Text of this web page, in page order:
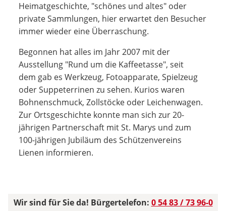
Heimatgeschichte, "schönes und altes" oder
private Sammlungen, hier erwartet den Besucher
immer wieder eine Überraschung.
Begonnen hat alles im Jahr 2007 mit der
Ausstellung "Rund um die Kaffeetasse", seit
dem gab es Werkzeug, Fotoapparate, Spielzeug
oder Suppeterrinen zu sehen. Kurios waren
Bohnenschmuck, Zollstöcke oder Leichenwagen.
Zur Ortsgeschichte konnte man sich zur 20-
jährigen Partnerschaft mit St. Marys und zum
100-jährigen Jubiläum des Schützenvereins
Lienen informieren.
Wir sind für Sie da! Bürgertelefon: 0 54 83 / 73 96-0